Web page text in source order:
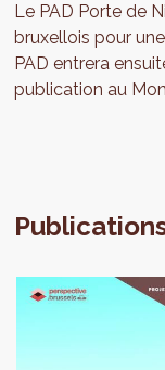
Le PAD Porte de
bruxellois pour
PAD entrera
publication au